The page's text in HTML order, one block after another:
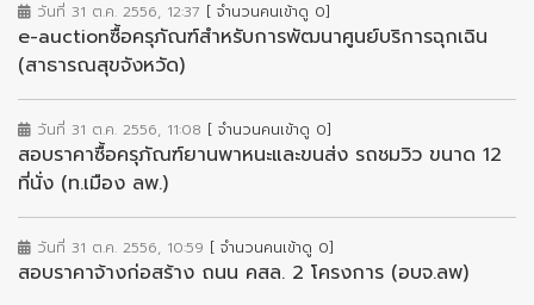
วันที่ 31 ต.ค. 2556, 12:37 [ จำนวนคนเข้าดู 0]
e-auctionซื้อครุภัณฑ์สำหรับการพัฒนาศูนย์บริการฉุกเฉิน
(สาธารณสุขจังหวัด)
วันที่ 31 ต.ค. 2556, 11:08 [ จำนวนคนเข้าดู 0]
สอบราคาซื้อครุภัณฑ์ยานพาหนะและขนส่ง รถชมวิว ขนาด 12
ที่นั่ง (ท.เมือง ลพ.)
วันที่ 31 ต.ค. 2556, 10:59 [ จำนวนคนเข้าดู 0]
สอบราคาจ้างก่อสร้าง ถนน คสล. 2 โครงการ (อบจ.ลพ)